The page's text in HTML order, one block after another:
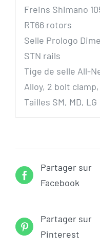
Freins Shimano
RT66 rotors
Selle Prologo
STN rails
Tige de selle All-
Alloy, 2 bolt
Tailles SM, MD, LG
Partager sur
Facebook
Partager sur
Pinterest